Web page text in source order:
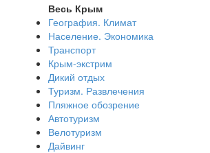
Весь Крым
География. Климат
Население. Экономика
Транспорт
Крым-экстрим
Дикий отдых
Туризм. Развлечения
Пляжное обозрение
Автотуризм
Велотуризм
Дайвинг